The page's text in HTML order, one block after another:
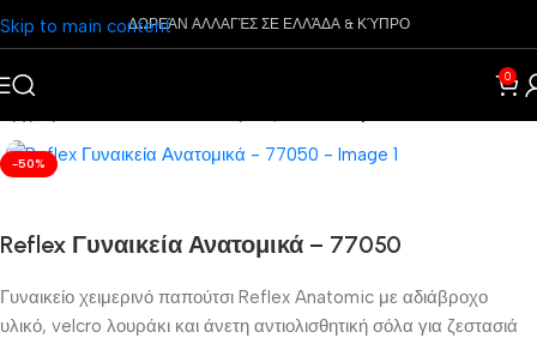
Skip to main contentΔΩΡΕΆΝ ΑΛΛΑΓΈΣ ΣΕ ΕΛΛΆΔΑ & ΚΎΠΡΟ
0
-50%
Reflex Γυναικεία Ανατομικά – 77050
Γυναικείο χειμερινό παπούτσι Reflex Anatomic με αδιάβροχο
υλικό, velcro λουράκι και άνετη αντιολισθητική σόλα για ζεστασιά